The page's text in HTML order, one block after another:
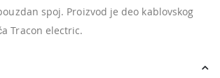
spoj. Proizvod je deo kablovskog
Tracon electric.